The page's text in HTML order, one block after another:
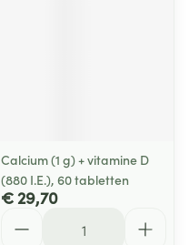
Calcium (1 g) + vitamine D
(880 I.E.), 60 tabletten
€ 29,70